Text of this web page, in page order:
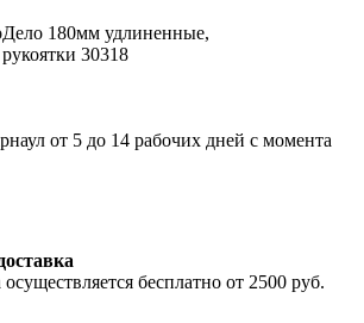
180мм удлиненные,
30318
от 5 до 14 рабочих дней с момента
бесплатно от 2500 руб.